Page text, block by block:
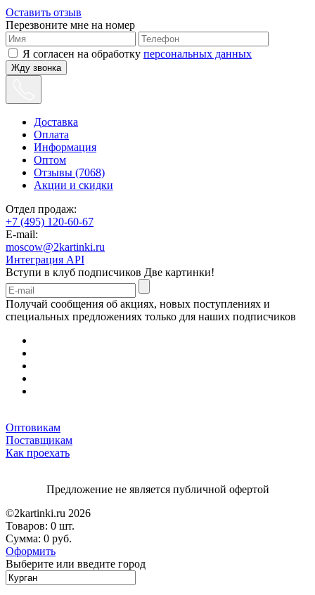
Оставить отзыв
Перезвоните мне на номер
Я согласен на обработку персональных данных
Жду звонка
Доставка
Оплата
Информация
Оптом
Отзывы (7068)
Акции и скидки
Отдел продаж:
+7 (495) 120-60-67
E-mail:
moscow@2kartinki.ru
Интеграция API
Вступи в клуб подписчиков Две картинки!
Получай сообщения об акциях, новых поступлениях и
специальных предложениях только для наших подписчиков
Оптовикам
Поставщикам
Как проехать
Предложение не является публичной офертой
©2kartinki.ru 2026
Товаров: 0 шт.
Сумма: 0 руб.
Оформить
Выберите или введите город